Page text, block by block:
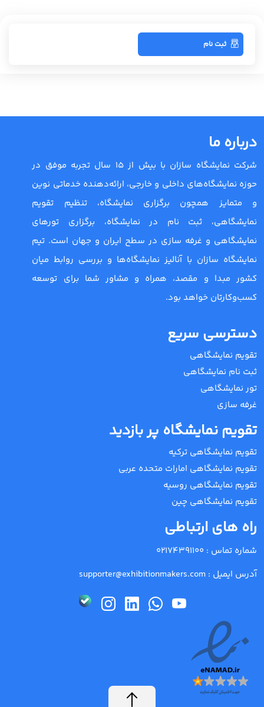
ثبت نام
درباره ما
شرکت نمایشگاه سازان با بیش از 15 سال تجربه موفق در
حوزه نمایشگاه‌های داخلی و خارجی، ارائه‌دهنده خدماتی نوین
و متمایز همچون برگزاری نمایشگاه، تنظیم تقویم
نمایشگاهی، ثبت نام در نمایشگاه، برگزاری تورهای
نمایشگاهی و غرفه سازی در سطح ایران و جهان است. تیم
نمایشگاه سازان با آنالیز نمایشگاه‌ها و بررسی روابط میان
کشور مبدا و مقصد، همراه و مشاور شما برای توسعه
کسب‌وکارتان خواهد بود.
دسترسی سریع
تقویم نمایشگاهی
ثبت نام نمایشگاهی
تور نمایشگاهی
غرفه سازی
تقویم نمایشگاه پر بازدید
تقویم نمایشگاهی ترکیه
تقویم نمایشگاهی امارات متحده عربی
تقویم نمایشگاهی روسیه
تقویم نمایشگاهی چین
راه های ارتباطی
شماره تماس : 02174391100
آدرس ایمیل : supporter@exhibitionmakers.com